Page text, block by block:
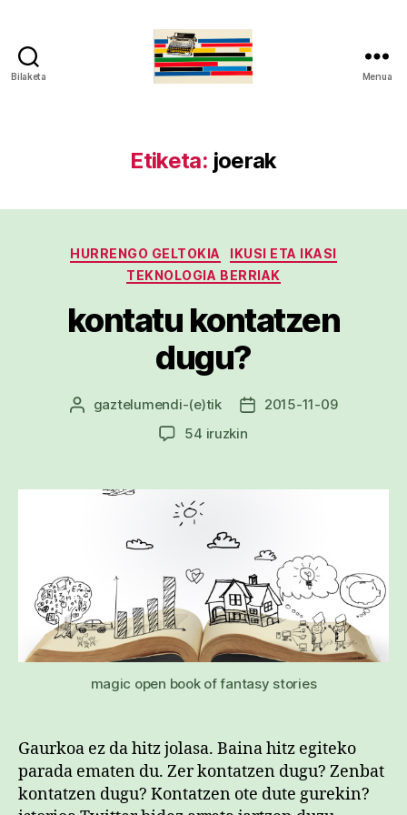
Bilaketa Menua
Etiketa: joerak
Kategoriak
HURRENGO GELTOKIA
IKUSI ETA IKASI
TEKNOLOGIA BERRIAK
kontatu kontatzen
dugu?
Argitalpenaren
gaztelumendi-(e)tik
Argitalpenaren
2015-11-09
54 iruzkinkontatu
sarreran
magic open book of fantasy stories
Gaurkoa ez da hitz jolasa. Baina hitz egiteko
parada ematen du. Zer kontatzen dugu? Zenbat
kontatzen dugu? Kontatzen ote dute gurekin?